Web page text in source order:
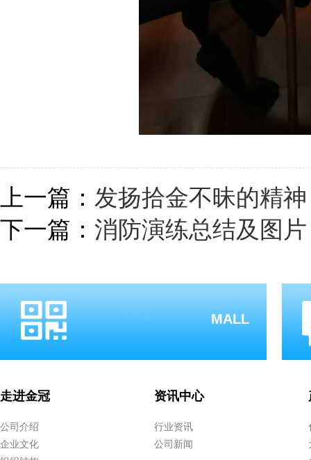
上一篇： 发扬拾金不昧的精
下一篇： 消防演练总结及图片
MALL
走进金冠
公司介绍
企业文化
资讯中心
行业资讯
公司新闻